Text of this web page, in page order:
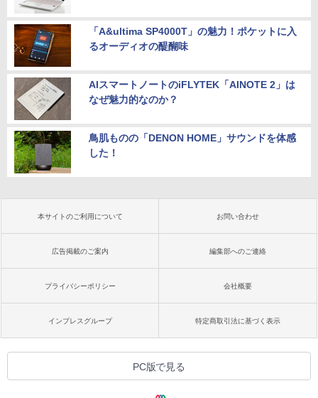
「A&ultima SP4000T」の魅力！ポケットに入
るオーディオの醍醐味
AIスマートノートのiFLYTEK「AINOTE 2」は
なぜ魅力的なのか？
鳥肌ものの「DENON HOME」サウンドを体感
した！
本サイトのご利用について お問い合わせ
広告掲載のご案内 編集部へのご連絡
プライバシーポリシー 会社概要
インプレスグループ 特定商取引法に基づく表示
PC版で見る